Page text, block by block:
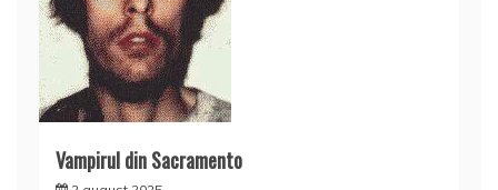
Vampirul din Sacramento